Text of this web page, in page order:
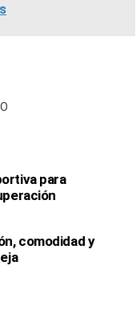
para
comodidad y